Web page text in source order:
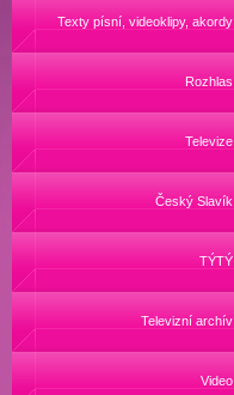
Texty písní, videoklipy, akordy
Rozhlas
Televize
Český Slavík
TÝTÝ
Televizní archív
Video